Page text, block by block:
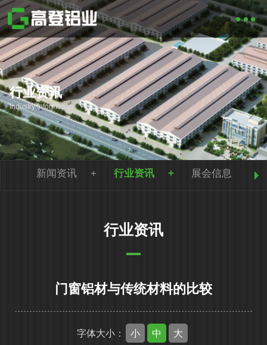
行业资讯
Industry Information
新闻资讯 行业资讯 展会信息
行业资讯
门窗铝材与传统材料的比较
字体大小： 小 中 大